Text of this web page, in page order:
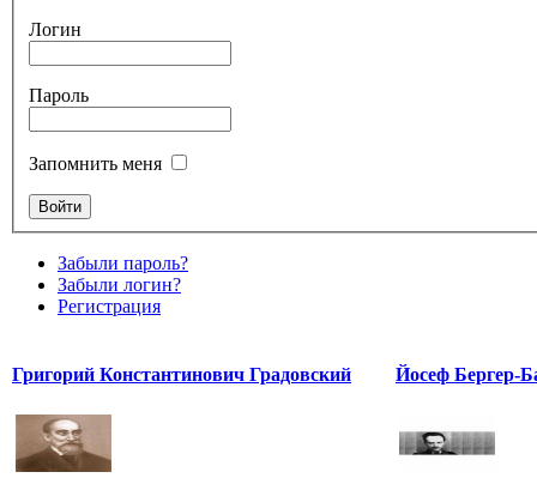
Логин
Пароль
Запомнить меня
Забыли пароль?
Забыли логин?
Регистрация
Григорий Константинович Градовский Йосеф Бергер-